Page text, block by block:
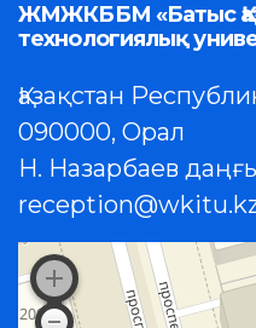
ЖМЖКББМ «Батыс
технологиялық
Қазақстан
090000, Орал
Н. Назарбаев